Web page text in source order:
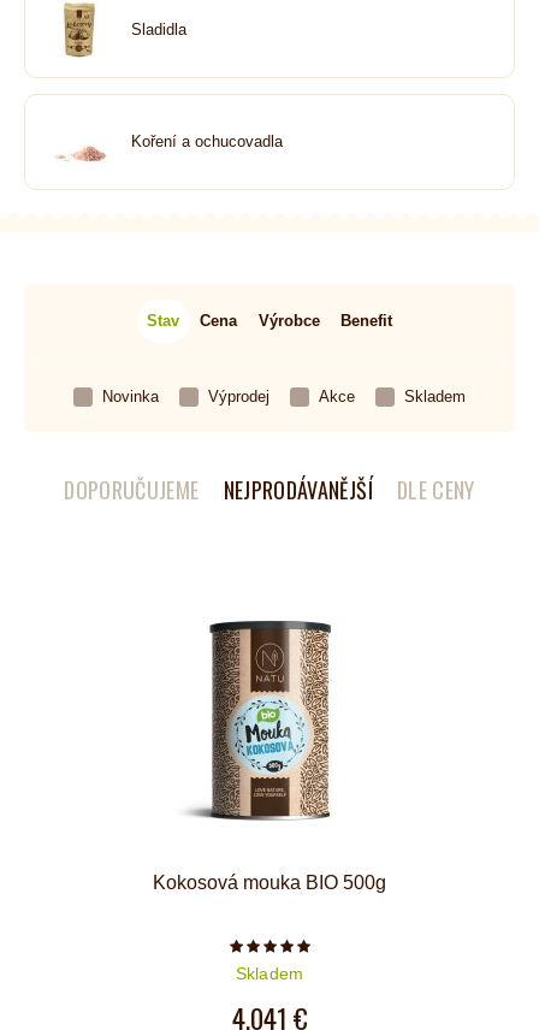
Sladidla
Koření a ochucovadla
Stav Cena Výrobce Benefit
Novinka Výprodej Akce Skladem
DOPORUČUJEME NEJPRODÁVANĚJŠÍ DLE CENY
Kokosová mouka BIO 500g
Počet hvězdiček je 5 z 5
Skladem
4,041 €